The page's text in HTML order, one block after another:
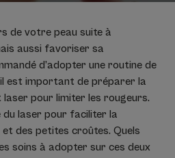
de votre peau suite à
aussi favoriser sa
d’adopter une routine de
il est important de préparer la
pour limiter les rougeurs.
laser pour faciliter la
des petites croûtes. Quels
soins à adopter sur ces deux